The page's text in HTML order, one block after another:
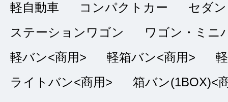
2022/09/15 接客：
｜ 雰囲
品質： 4｜ 説明：
接客は、言葉使い
軽自動車 コンパクトカー
セダン
ステーションワゴン
ワゴン・ミニ
軽バン<商用>
軽箱バン<商用>
ライトバン<商用>
箱バン(1BOX)<